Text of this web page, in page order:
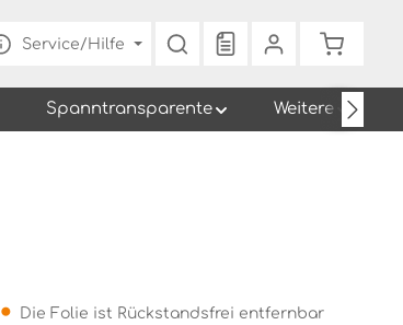
Service/Hilfe
Du hast 0 Produkte
Spanntransparente Weitere
Die Folie ist Rückstandsfrei entfernbar